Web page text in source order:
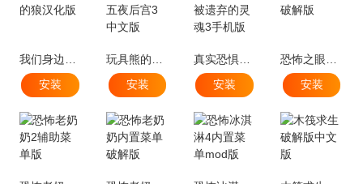
安装
安装
真实恐惧被遗弃的灵魂3手机版
安装
安装